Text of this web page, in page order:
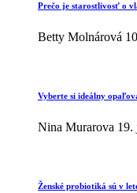
Prečo je starostlivosť o
Betty Molnárová
Vyberte si ideálny
Nina Murarova 19.
Ženské probiotiká sú v